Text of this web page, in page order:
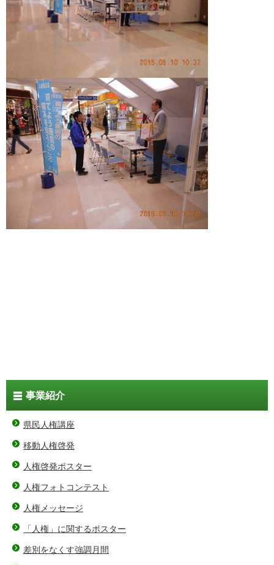
事業紹介
県民人権講座
移動人権啓発
人権啓発ポスター
人権フォトコンテスト
人権メッセージ
「人権」に関するポスター
差別をなくす強調月間